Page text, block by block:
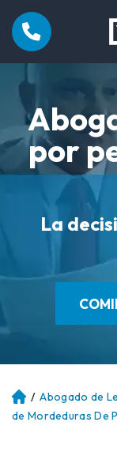
por
La
Ini
ci
/ Abogado de
de Mordeduras De